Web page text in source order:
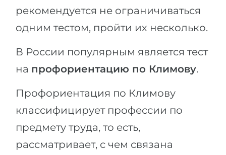
рекомендуется не ограничиваться
одним тестом, пройти их несколько.
В России популярным является тест
на профориентацию по Климову.
Профориентация по Климову
классифицирует профессии по
предмету труда, то есть,
рассматривает, с чем связана